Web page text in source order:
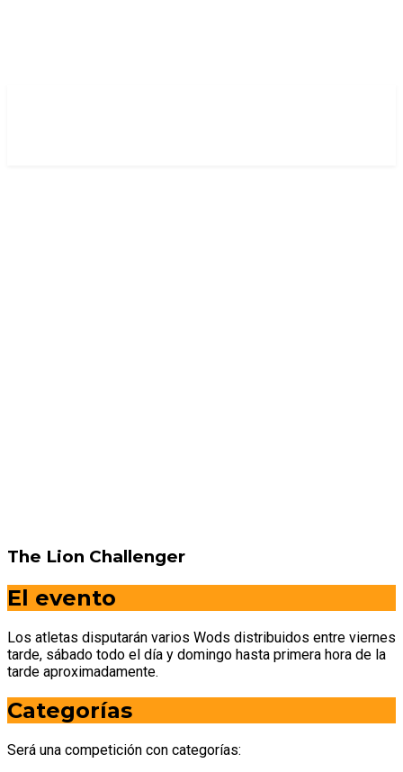
The Lion Challenger
El evento
Los atletas disputarán varios Wods distribuidos entre viernes
tarde, sábado todo el día y domingo hasta primera hora de la
tarde aproximadamente.
Categorías
Será una competición con categorías: